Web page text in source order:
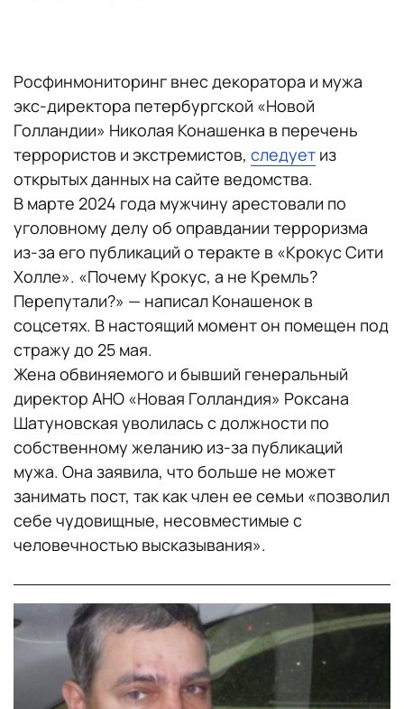
Росфинмониторинг внес декоратора и мужа
экс-директора петербургской «Новой
Голландии» Николая Конашенка в перечень
террористов и экстремистов, следует из
открытых данных на сайте ведомства.
В марте 2024 года мужчину арестовали по
уголовному делу об оправдании терроризма
из-за его публикаций о теракте в «Крокус Сити
Холле». «Почему Крокус, а не Кремль?
Перепутали?» — написал Конашенок в
соцсетях. В настоящий момент он помещен под
стражу до 25 мая.
Жена обвиняемого и бывший генеральный
директор АНО «Новая Голландия» Роксана
Шатуновская уволилась с должности по
собственному желанию из-за публикаций
мужа. Она заявила, что больше не может
занимать пост, так как член ее семьи «позволил
себе чудовищные, несовместимые с
человечностью высказывания».